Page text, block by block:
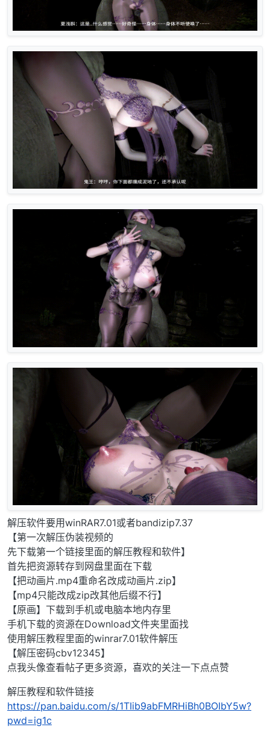
解压软件要用winRAR7.01或者bandizip7.37
【第一次解压伪装视频的
先下载第一个链接里面的解压教程和软件】
首先把资源转存到网盘里面在下载
【把动画片.mp4重命名改成动画片.zip】
【mp4只能改成zip改其他后缀不行】
【原画】下载到手机或电脑本地内存里
手机下载的资源在Download文件夹里面找
使用解压教程里面的winrar7.01软件解压
【解压密码cbv12345】
点我头像查看帖子更多资源，喜欢的关注一下点点赞
解压教程和软件链接
https://pan.baidu.com/s/1TIib9abFMRHiBh0BOIbY5w?
pwd=ig1c